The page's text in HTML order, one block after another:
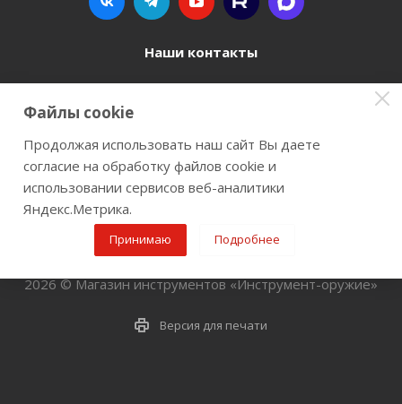
Наши контакты
8 800 77-00-962
г. Пермь, ул. Павла Преображенского, д.6А,
помещение 3
2026 © Магазин инструментов «Инструмент-оружие»
Версия для печати
Файлы cookie
Продолжая использовать наш сайт Вы даете
согласие на обработку файлов cookie и
использовании сервисов веб-аналитики
Яндекс.Метрика.
Принимаю Подробнее